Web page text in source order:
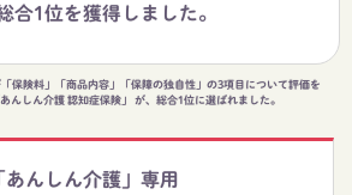
合1位を獲得しました。
保険料」「商品内容」「保障の独自性」の3項目について評価を
んしん介護 認知症保険」 が、総合1位に選ばれました。
あんしん介護」専用